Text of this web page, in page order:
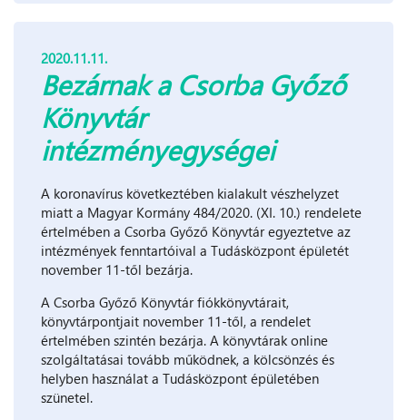
2020.11.11.
Bezárnak a Csorba Győző
Könyvtár
intézményegységei
A koronavírus következtében kialakult vészhelyzet
miatt a Magyar Kormány 484/2020. (XI. 10.) rendelete
értelmében a Csorba Győző Könyvtár egyeztetve az
intézmények fenntartóival a Tudásközpont épületét
november 11-től bezárja.
A Csorba Győző Könyvtár fiókkönyvtárait,
könyvtárpontjait november 11-től, a rendelet
értelmében szintén bezárja. A könyvtárak online
szolgáltatásai tovább működnek, a kölcsönzés és
helyben használat a Tudásközpont épületében
szünetel.